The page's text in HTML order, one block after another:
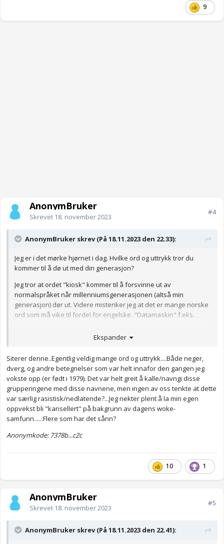
9
AnonymBruker
Skrevet 18. november 2023
#4
AnonymBruker skrev (På 18.11.2023 den 22.33):
Jeg er i det mørke hjørnet i dag. Hvilke ord og uttrykk tror du
kommer til å dø ut med din generasjon?
Jeg tror at ordet "kiosk" kommer til å forsvinne ut av
normalspråket når millenniumsgenerasjonen (altså min
generasjon) dør ut. Videre mistenker jeg at det er mange norske
ord som må vike til fordel for engelske. "Datamaskin" f.eks.
Ekspander
Siterer denne..Egentlig veldig mange ord og uttrykk....Både neger,
dverg, og andre betegnelser som var helt innafor den gangen jeg
vokste opp (er født i 1979). Det var helt greit å kalle/navngi disse
grupperingene med disse navnene, men ingen av oss tenkte at dette
var særlig rasistisk/nedlatende?...Jeg nekter plent å la min egen
oppvekst bli "kansellert" på bakgrunn av dagens woke-
samfunn......Flere som har det sånn?
Anonymkode: 7378b...c2c
10 1
AnonymBruker
Skrevet 18. november 2023
#5
AnonymBruker skrev (På 18.11.2023 den 22.41):